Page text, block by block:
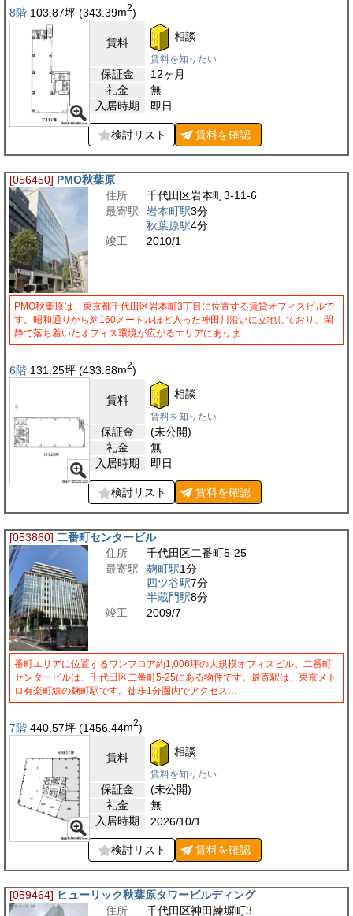
8階 103.87坪 (343.39m2)
賃料 相談
賃料を知りたい
保証金
12ヶ月
礼金
無
入居時期
即日
検討リスト 賃料を確認
[056450] PMO秋葉原
住所
千代田区岩本町3-11-6
最寄駅
岩本町駅3分
秋葉原駅4分
竣工
2010/1
PMO秋葉原は、東京都千代田区岩本町3丁目に位置する賃貸オフィスビルで
す。昭和通りから約160メートルほど入った神田川沿いに立地しており、閑
静で落ち着いたオフィス環境が広がるエリアにありま…
6階 131.25坪 (433.88m2)
賃料 相談
賃料を知りたい
保証金
(未公開)
礼金
無
入居時期
即日
検討リスト 賃料を確認
[053860] 二番町センタービル
住所
千代田区二番町5-25
最寄駅
麹町駅1分
四ツ谷駅7分
半蔵門駅8分
竣工
2009/7
番町エリアに位置するワンフロア約1,006坪の大規模オフィスビル。二番町
センタービルは、千代田区二番町5-25にある物件です。最寄駅は、東京メト
ロ有楽町線の麹町駅です。徒歩1分圏内でアクセス…
7階 440.57坪 (1456.44m2)
賃料 相談
賃料を知りたい
保証金
(未公開)
礼金
無
入居時期
2026/10/1
検討リスト 賃料を確認
[059464] ヒューリック秋葉原タワービルディング
住所
千代田区神田練塀町3